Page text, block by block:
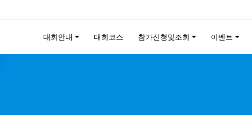
대회안내 대회코스 참가신청및조회 이벤트